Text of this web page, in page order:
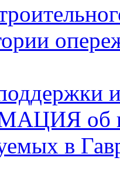
об
в